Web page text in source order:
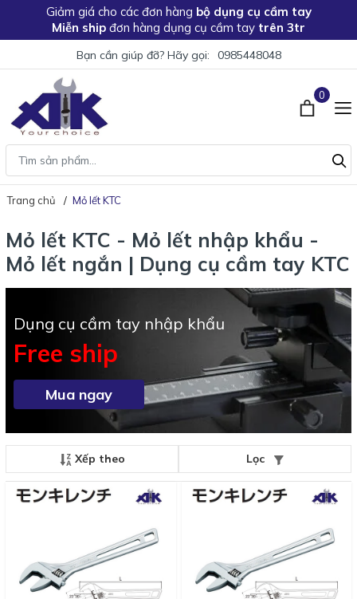
Giảm giá cho các đơn hàng bộ dụng cụ cầm tay
Miễn ship đơn hàng dụng cụ cầm tay trên 3tr
Bạn cần giúp đỡ? Hãy gọi: 0985448048
0
Trang chủ Mỏ lết KTC
Mỏ lết KTC - Mỏ lết nhập khẩu -
Mỏ lết ngắn | Dụng cụ cầm tay KTC
Dụng cụ cầm tay nhập khẩu
Free ship
Mua ngay
Xếp theo Lọc